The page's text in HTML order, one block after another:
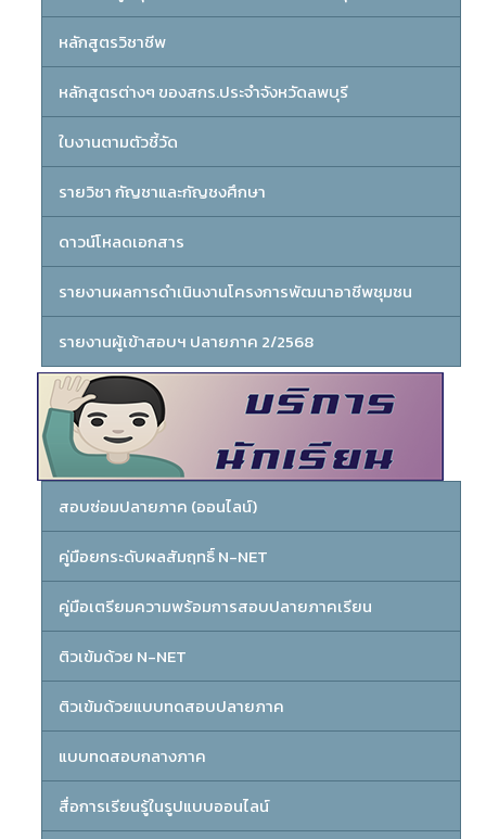
หลักสูตรวิชาชีพ
หลักสูตรต่างๆ ของสกร.ประจำจังหวัดลพบุรี
ใบงานตามตัวชี้วัด
รายวิชา กัญชาและกัญชงศึกษา
ดาวน์โหลดเอกสาร
รายงานผลการดำเนินงานโครงการพัฒนาอาชีพชุมชน
รายงานผู้เข้าสอบฯ ปลายภาค 2/2568
สอบซ่อมปลายภาค (ออนไลน์)
คู่มือยกระดับผลสัมฤทธิ์ N-NET
คู่มือเตรียมความพร้อมการสอบปลายภาคเรียน
ติวเข้มด้วย N-NET
ติวเข้มด้วยแบบทดสอบปลายภาค
แบบทดสอบกลางภาค
สื่อการเรียนรู้ในรูปแบบออนไลน์